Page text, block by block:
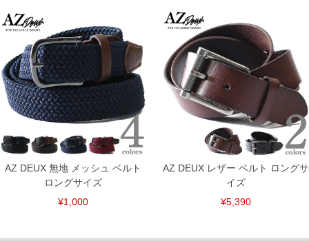
DETAIL
AZ DEUX 無地 メッシュ ベルト
ロングサイズ
¥1,000
AZ DEUX レザー ベルト ロングサ
イズ
¥5,390